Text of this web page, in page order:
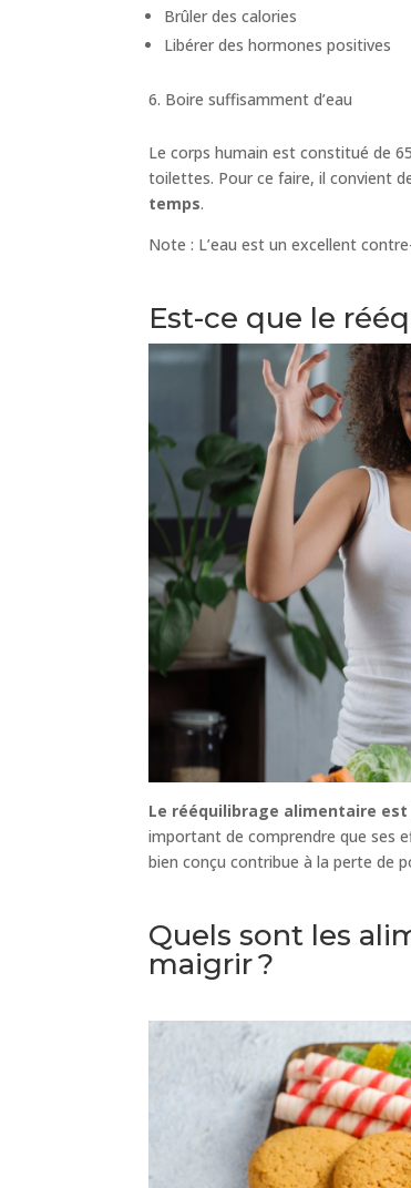
Brûler des calories
Libérer des hormones positives
Boire suffisamment d’eau
Le corps humain est constitué de
toilettes. Pour ce faire, il convient
temps.
Note : L’eau est un excellent
Est-ce que le
Le rééquilibrage alimentaire
important de comprendre que ses
bien conçu contribue à la perte de
Quels sont les
maigrir ?